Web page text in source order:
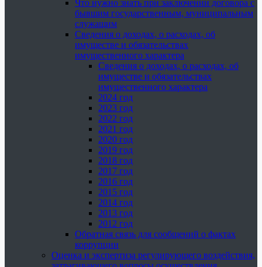
Что нужно знать при заключении договора с
бывшим государственным, муниципальным
служащим
Сведения о доходах, о расходах, об
имуществе и обязательствах
имущественного характера
Сведения о доходах, о расходах, об
имуществе и обязательствах
имущественного характера
2024 год
2023 год
2022 год
2021 год
2020 год
2019 год
2018 год
2017 год
2016 год
2015 год
2014 год
2013 год
2012 год
Обратная связь для сообщений о фактах
коррупции
Оценка и экспертиза регулирующего воздействия,